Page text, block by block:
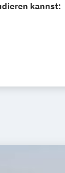
kannst: